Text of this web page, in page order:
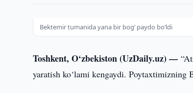
Bektemir tumanida yana bir bog‘ paydo bo‘ldi
Toshkent, O‘zbekiston (UzDaily.uz) —
yaratish ko‘lami kengaydi. Poytaxtimizning